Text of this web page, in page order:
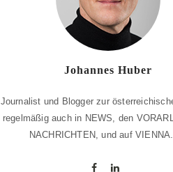
Johannes Huber
Journalist und Blogger zur
regelmäßig auch in NEWS, den
NACHRICHTEN, und auf